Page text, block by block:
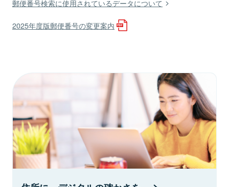
郵便番号検索に使用されているデータについて
2025年度版郵便番号の変更案内